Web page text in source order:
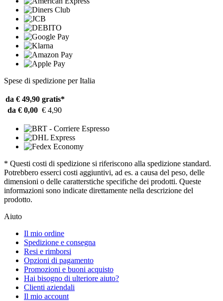
Spese di spedizione per Italia
da € 49,90 gratis*
da € 0,00 € 4,90
* Questi costi di spedizione si riferiscono alla spedizione standard.
Potrebbero esserci costi aggiuntivi, ad es. a causa del peso, delle
dimensioni o delle caratterstiche specifiche dei prodotti. Queste
informazioni sono indicate direttamente nella descrizione del
prodotto.
Aiuto
Il mio ordine
Spedizione e consegna
Resi e rimborsi
Opzioni di pagamento
Promozioni e buoni acquisto
Hai bisogno di ulteriore aiuto?
Clienti aziendali
Il mio account